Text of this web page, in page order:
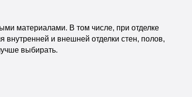
материалами. В том числе, при отделке
и внешней отделки стен, полов,
выбирать.